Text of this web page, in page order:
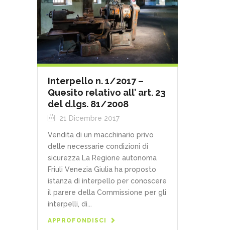
Interpello n. 1/2017 –
Quesito relativo all’ art. 23
del d.lgs. 81/2008
21 Dicembre 2017
Vendita di un macchinario privo
delle necessarie condizioni di
sicurezza La Regione autonoma
Friuli Venezia Giulia ha proposto
istanza di interpello per conoscere
il parere della Commissione per gli
interpelli, di...
APPROFONDISCI